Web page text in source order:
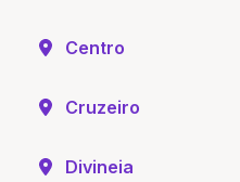
Centro
Cruzeiro
Divineia